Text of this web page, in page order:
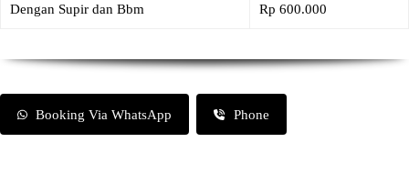
Dengan Supir dan Bbm Rp 600.000
Booking Via WhatsApp Phone